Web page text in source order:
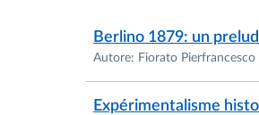
Berlino 1879: un
Autore: Fiorato Pierfrancesco
Expérimentalisme